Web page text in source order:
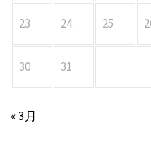
23 24 25
30 31
« 3月